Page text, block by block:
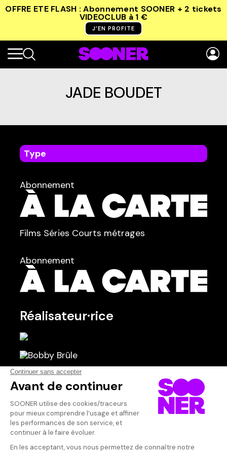
OFFRE ETE FLASH : Abonnement SOONER + 2 tickets
VIDEOCLUB à 1 €
J’EN PROFITE
JADE BOUDET
Type
Abonnement
Films Séries Courts métrages
Abonnement
Réalisateur·rice
Scénariste